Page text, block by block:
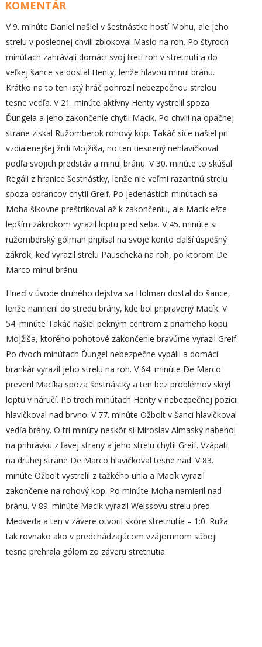
KOMENTÁR
V 9. minúte Daniel našiel v šestnástke hostí Mohu, ale jeho
strelu v poslednej chvíli zblokoval Maslo na roh. Po štyroch
minútach zahrávali domáci svoj tretí roh v stretnutí a do
veľkej šance sa dostal Henty, lenže hlavou minul bránu.
Krátko na to ten istý hráč pohrozil nebezpečnou strelou
tesne vedľa. V 21. minúte aktívny Henty vystrelil spoza
Ďungela a jeho zakončenie chytil Macík. Po chvíli na opačnej
strane získal Ružomberok rohový kop. Takáč síce našiel pri
vzdialenejšej žrdi Mojžiša, no ten tiesnený nehlavičkoval
podľa svojich predstáv a minul bránu. V 30. minúte to skúšal
Regáli z hranice šestnástky, lenže nie veľmi razantnú strelu
spoza obrancov chytil Greif. Po jedenástich minútach sa
Moha šikovne preštrikoval až k zakončeniu, ale Macík ešte
lepším zákrokom vyrazil loptu pred seba. V 45. minúte si
ružomberský gólman pripísal na svoje konto ďalší úspešný
zákrok, keď vyrazil strelu Pauscheka na roh, po ktorom De
Marco minul bránu.
Hneď v úvode druhého dejstva sa Holman dostal do šance,
lenže namieril do stredu brány, kde bol pripravený Macík. V
54. minúte Takáč našiel pekným centrom z priameho kopu
Mojžiša, ktorého pohotové zakončenie bravúrne vyrazil Greif.
Po dvoch minútach Ďungel nebezpečne vypálil a domáci
brankár vyrazil jeho strelu na roh. V 64. minúte De Marco
preveril Macíka spoza šestnástky a ten bez problémov skryl
loptu v náručí. Po troch minútach Henty v nebezpečnej pozícii
hlavičkoval nad brvno. V 77. minúte Ožbolt v šanci hlavičkoval
vedľa brány. O tri minúty neskôr si Miroslav Almaský nabehol
na prihrávku z ľavej strany a jeho strelu chytil Greif. Vzápätí
na druhej strane De Marco hlavičkoval tesne nad. V 83.
minúte Ožbolt vystrelil z ťažkého uhla a Macík vyrazil
zakončenie na rohový kop. Po minúte Moha namieril nad
bránu. V 89. minúte Macík vyrazil Weissovu strelu pred
Medveda a ten v závere otvoril skóre stretnutia – 1:0. Ruža
tak rovnako ako v predchádzajúcom vzájomnom súboji
tesne prehrala gólom zo záveru stretnutia.